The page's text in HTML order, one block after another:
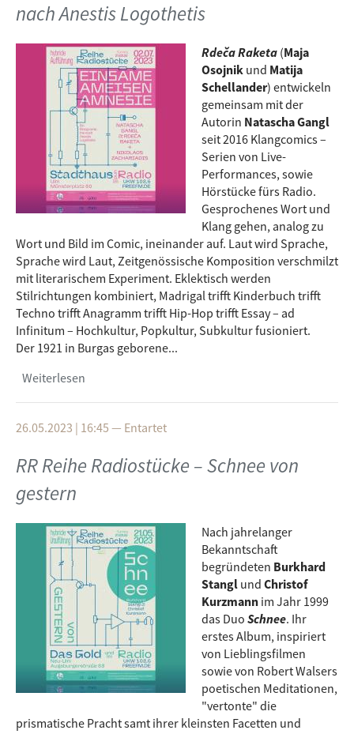
nach Anestis Logothetis
Rdeča Raketa (Maja
Osojnik und Matija
Schellander) entwickeln
gemeinsam mit der
Autorin Natascha Gangl
seit 2016 Klangcomics –
Serien von Live-
Performances, sowie
Hörstücke fürs Radio.
Gesprochenes Wort und
Klang gehen, analog zu
Wort und Bild im Comic, ineinander auf. Laut wird Sprache,
Sprache wird Laut, Zeitgenössische Komposition verschmilzt
mit literarischem Experiment. Eklektisch werden
Stilrichtungen kombiniert, Madrigal trifft Kinderbuch trifft
Techno trifft Anagramm trifft Hip-Hop trifft Essay – ad
Infinitum – Hochkultur, Popkultur, Subkultur fusioniert.
Der 1921 in Burgas geborene...
Weiterlesen
26.05.2023 | 16:45 — Entartet
RR Reihe Radiostücke – Schnee von
gestern
Nach jahrelanger
Bekanntschaft
begründeten Burkhard
Stangl und Christof
Kurzmann im Jahr 1999
das Duo Schnee. Ihr
erstes Album, inspiriert
von Lieblingsfilmen
sowie von Robert Walsers
poetischen Meditationen,
"vertonte" die
prismatische Pracht samt ihrer kleinsten Facetten und